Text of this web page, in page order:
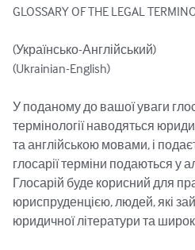
GLOSSARY OF THE LEGAL
(Українсько-Англійський)
(Ukrainian-English)
У поданому до вашої уваги
термінології наводяться
та англійською мовами, і
глосарії терміни подаються у
Глосарій буде корисний для
юриспруденцією, людей, які
юридичної літератури та